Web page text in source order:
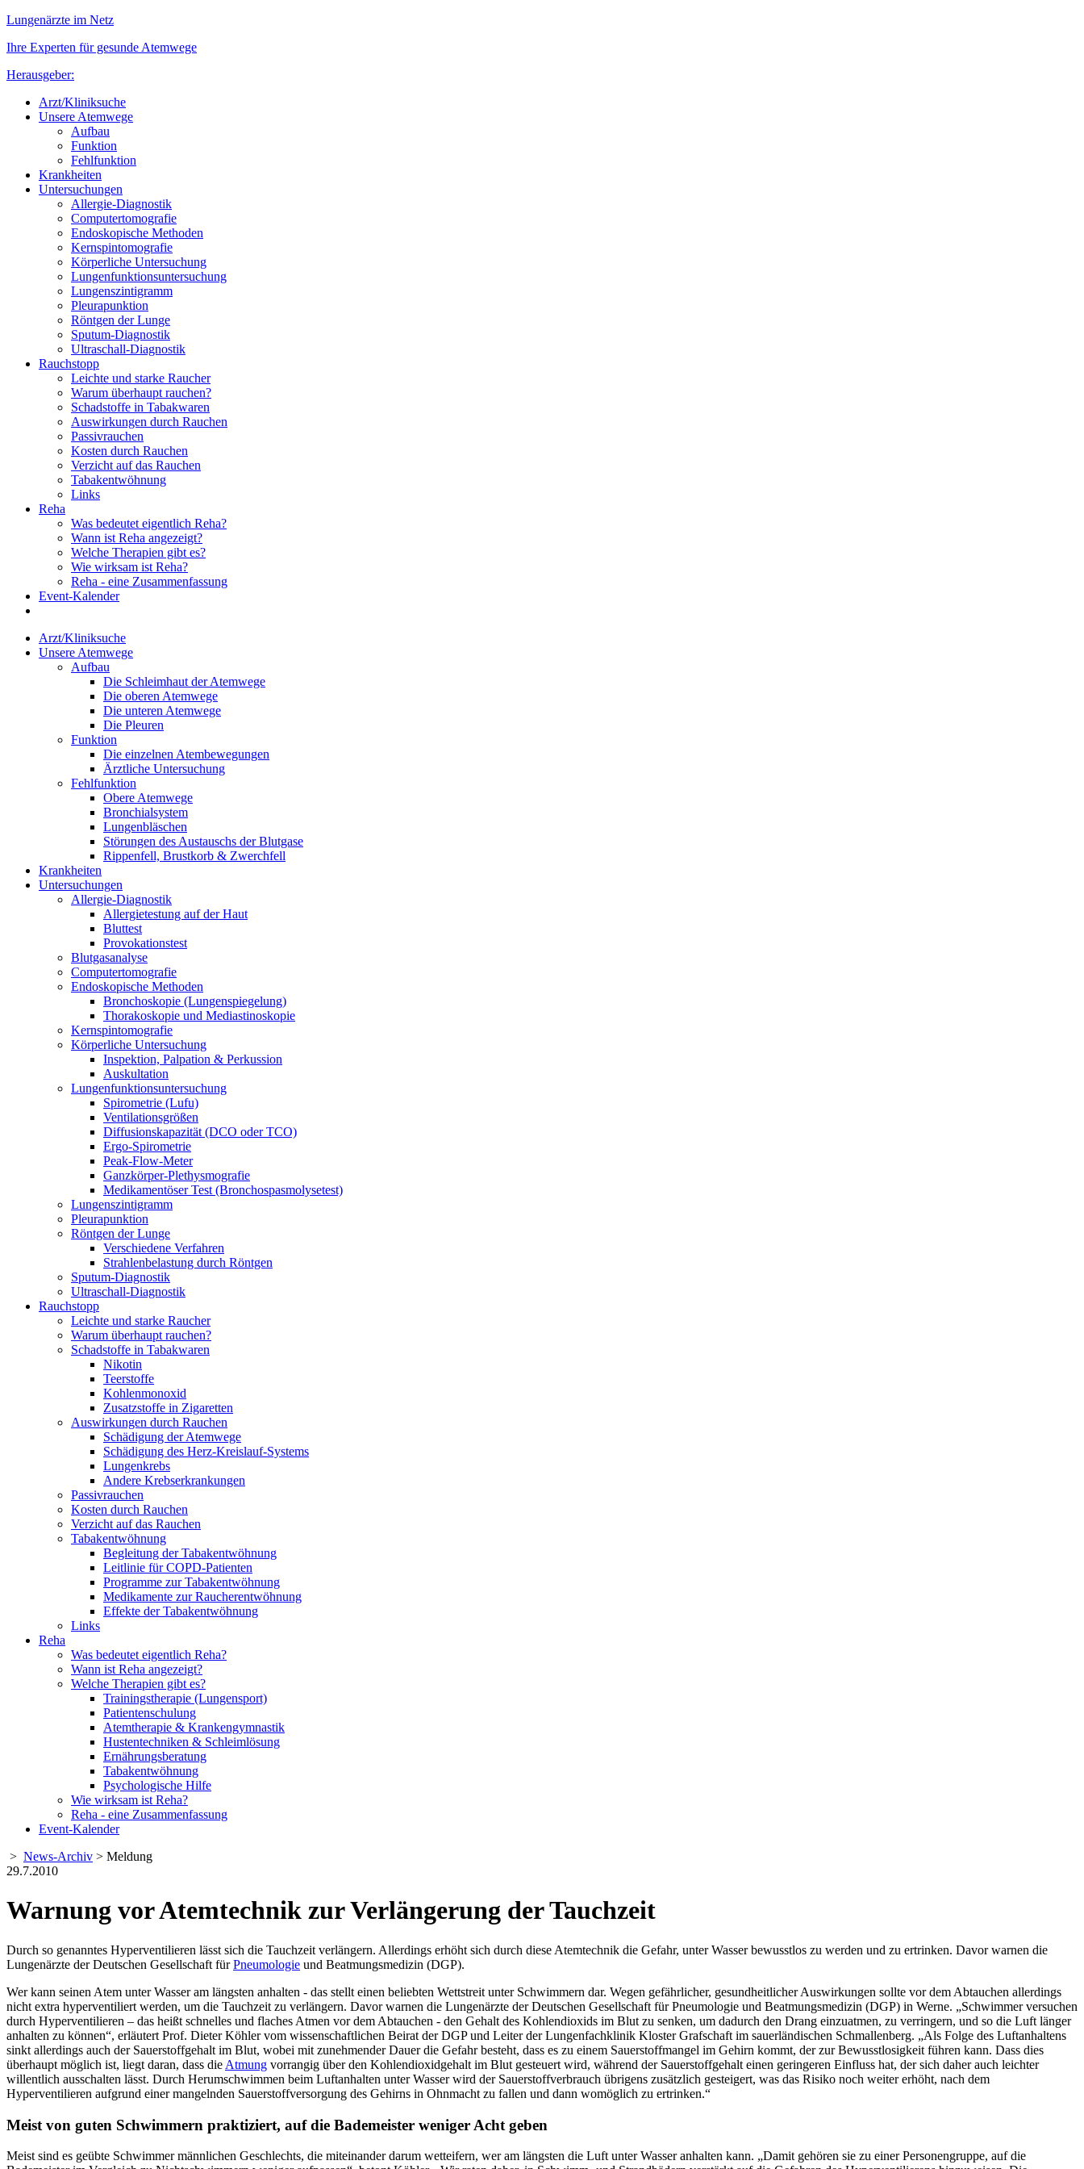
Lungenärzte im Netz
Ihre Experten für gesunde Atemwege
Herausgeber:
Arzt/Kliniksuche
Unsere Atemwege
Aufbau
Funktion
Fehlfunktion
Krankheiten
Untersuchungen
Allergie-Diagnostik
Computertomografie
Endoskopische Methoden
Kernspintomografie
Körperliche Untersuchung
Lungenfunktionsuntersuchung
Lungenszintigramm
Pleurapunktion
Röntgen der Lunge
Sputum-Diagnostik
Ultraschall-Diagnostik
Rauchstopp
Leichte und starke Raucher
Warum überhaupt rauchen?
Schadstoffe in Tabakwaren
Auswirkungen durch Rauchen
Passivrauchen
Kosten durch Rauchen
Verzicht auf das Rauchen
Tabakentwöhnung
Links
Reha
Was bedeutet eigentlich Reha?
Wann ist Reha angezeigt?
Welche Therapien gibt es?
Wie wirksam ist Reha?
Reha - eine Zusammenfassung
Event-Kalender
Arzt/Kliniksuche
Unsere Atemwege
Aufbau
Die Schleimhaut der Atemwege
Die oberen Atemwege
Die unteren Atemwege
Die Pleuren
Funktion
Die einzelnen Atembewegungen
Ärztliche Untersuchung
Fehlfunktion
Obere Atemwege
Bronchialsystem
Lungenbläschen
Störungen des Austauschs der Blutgase
Rippenfell, Brustkorb & Zwerchfell
Krankheiten
Untersuchungen
Allergie-Diagnostik
Allergietestung auf der Haut
Bluttest
Provokationstest
Blutgasanalyse
Computertomografie
Endoskopische Methoden
Bronchoskopie (Lungenspiegelung)
Thorakoskopie und Mediastinoskopie
Kernspintomografie
Körperliche Untersuchung
Inspektion, Palpation & Perkussion
Auskultation
Lungenfunktionsuntersuchung
Spirometrie (Lufu)
Ventilationsgrößen
Diffusionskapazität (DCO oder TCO)
Ergo-Spirometrie
Peak-Flow-Meter
Ganzkörper-Plethysmografie
Medikamentöser Test (Bronchospasmolysetest)
Lungenszintigramm
Pleurapunktion
Röntgen der Lunge
Verschiedene Verfahren
Strahlenbelastung durch Röntgen
Sputum-Diagnostik
Ultraschall-Diagnostik
Rauchstopp
Leichte und starke Raucher
Warum überhaupt rauchen?
Schadstoffe in Tabakwaren
Nikotin
Teerstoffe
Kohlenmonoxid
Zusatzstoffe in Zigaretten
Auswirkungen durch Rauchen
Schädigung der Atemwege
Schädigung des Herz-Kreislauf-Systems
Lungenkrebs
Andere Krebserkrankungen
Passivrauchen
Kosten durch Rauchen
Verzicht auf das Rauchen
Tabakentwöhnung
Begleitung der Tabakentwöhnung
Leitlinie für COPD-Patienten
Programme zur Tabakentwöhnung
Medikamente zur Raucherentwöhnung
Effekte der Tabakentwöhnung
Links
Reha
Was bedeutet eigentlich Reha?
Wann ist Reha angezeigt?
Welche Therapien gibt es?
Trainingstherapie (Lungensport)
Patientenschulung
Atemtherapie & Krankengymnastik
Hustentechniken & Schleimlösung
Ernährungsberatung
Tabakentwöhnung
Psychologische Hilfe
Wie wirksam ist Reha?
Reha - eine Zusammenfassung
Event-Kalender
> News-Archiv > Meldung
29.7.2010
Warnung vor Atemtechnik zur Verlängerung der Tauchzeit
Durch so genanntes Hyperventilieren lässt sich die Tauchzeit verlängern. Allerdings erhöht sich durch diese Atemtechnik die Gefahr, unter Wasser bewusstlos zu werden und zu ertrinken. Davor warnen die
Lungenärzte der Deutschen Gesellschaft fürPneumologie und Beatmungsmedizin (DGP).
Wer kann seinen Atem unter Wasser am längsten anhalten - das stellt einen beliebten Wettstreit unter Schwimmern dar. Wegen gefährlicher, gesundheitlicher Auswirkungen sollte vor dem Abtauchen allerdings
nicht extra hyperventiliert werden, um die Tauchzeit zu verlängern. Davor warnen die Lungenärzte der Deutschen Gesellschaft für Pneumologie und Beatmungsmedizin (DGP) in Werne. „Schwimmer versuchen
durch Hyperventilieren – das heißt schnelles und flaches Atmen vor dem Abtauchen - den Gehalt des Kohlendioxids im Blut zu senken, um dadurch den Drang einzuatmen, zu verringern, und so die Luft länger
anhalten zu können“, erläutert Prof. Dieter Köhler vom wissenschaftlichen Beirat der DGP und Leiter der Lungenfachklinik Kloster Grafschaft im sauerländischen Schmallenberg. „Als Folge des Luftanhaltens
sinkt allerdings auch der Sauerstoffgehalt im Blut, wobei mit zunehmender Dauer die Gefahr besteht, dass es zu einem Sauerstoffmangel im Gehirn kommt, der zur Bewusstlosigkeit führen kann. Dass dies
überhaupt möglich ist, liegt daran, dass die Atmung vorrangig über den Kohlendioxidgehalt im Blut gesteuert wird, während der Sauerstoffgehalt einen geringeren Einfluss hat, der sich daher auch leichter
willentlich ausschalten lässt. Durch Herumschwimmen beim Luftanhalten unter Wasser wird der Sauerstoffverbrauch übrigens zusätzlich gesteigert, was das Risiko noch weiter erhöht, nach dem
Hyperventilieren aufgrund einer mangelnden Sauerstoffversorgung des Gehirns in Ohnmacht zu fallen und dann womöglich zu ertrinken.“
Meist von guten Schwimmern praktiziert, auf die Bademeister weniger Acht geben
Meist sind es geübte Schwimmer männlichen Geschlechts, die miteinander darum wetteifern, wer am längsten die Luft unter Wasser anhalten kann. „Damit gehören sie zu einer Personengruppe, auf die